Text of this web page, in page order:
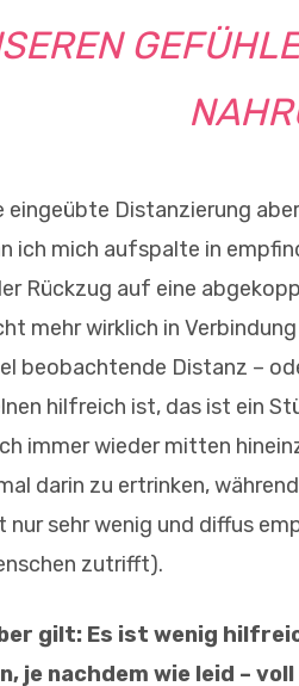
eingeübte Distanzierung
ich mich aufspalte in
Rückzug auf eine
mehr wirklich in
beobachtende Distanz –
hilfreich ist, das ist ein
immer wieder mitten
darin zu ertrinken,
nur sehr wenig und diffus
zutrifft).
gilt: Es ist wenig
je nachdem wie leid –